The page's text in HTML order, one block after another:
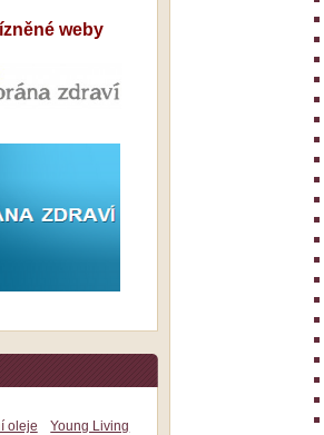
weby
oleje Young Living